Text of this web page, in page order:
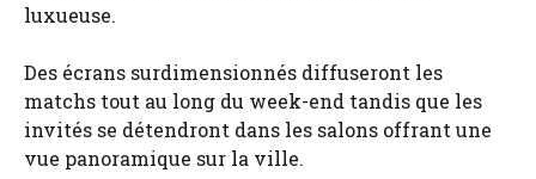
luxueuse.
Des écrans surdimensionnés diffuseront les
matchs tout au long du week-end tandis que les
invités se détendront dans les salons offrant une
vue panoramique sur la ville.